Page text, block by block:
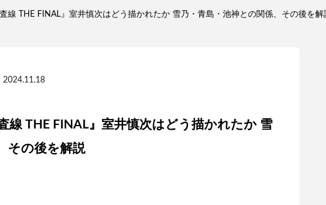
線 THE FINAL』室井慎次はどう描かれたか 雪乃・青島・池神との関係、その後を解
2024.11.18
線 THE FINAL』室井慎次はどう描かれたか 雪
その後を解説